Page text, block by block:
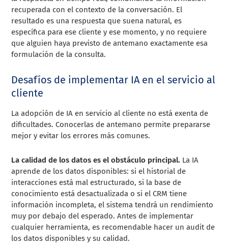
recuperada con el contexto de la conversación. El
resultado es una respuesta que suena natural, es
específica para ese cliente y ese momento, y no requiere
que alguien haya previsto de antemano exactamente esa
formulación de la consulta.
Desafíos de implementar IA en el servicio al
cliente
La adopción de IA en servicio al cliente no está exenta de
dificultades. Conocerlas de antemano permite prepararse
mejor y evitar los errores más comunes.
La calidad de los datos es el obstáculo principal. La IA
aprende de los datos disponibles: si el historial de
interacciones está mal estructurado, si la base de
conocimiento está desactualizada o si el CRM tiene
información incompleta, el sistema tendrá un rendimiento
muy por debajo del esperado. Antes de implementar
cualquier herramienta, es recomendable hacer un audit de
los datos disponibles y su calidad.